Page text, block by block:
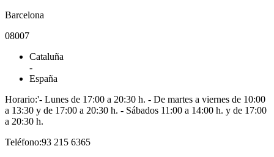
Barcelona
08007
Cataluña
-
España
Horario:'- Lunes de 17:00 a 20:30 h. - De martes a viernes de 10:00
a 13:30 y de 17:00 a 20:30 h. - Sábados 11:00 a 14:00 h. y de 17:00
a 20:30 h.
Teléfono:93 215 6365